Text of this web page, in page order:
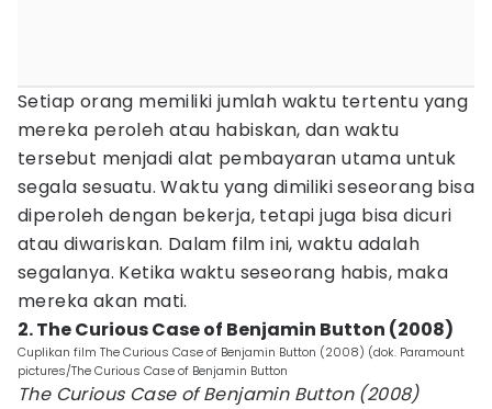
Setiap orang memiliki jumlah waktu tertentu yang
mereka peroleh atau habiskan, dan waktu
tersebut menjadi alat pembayaran utama untuk
segala sesuatu. Waktu yang dimiliki seseorang bisa
diperoleh dengan bekerja, tetapi juga bisa dicuri
atau diwariskan. Dalam film ini, waktu adalah
segalanya. Ketika waktu seseorang habis, maka
mereka akan mati.
2. The Curious Case of Benjamin Button (2008)
Cuplikan film The Curious Case of Benjamin Button (2008) (dok. Paramount
pictures/The Curious Case of Benjamin Button
The Curious Case of Benjamin Button (2008)